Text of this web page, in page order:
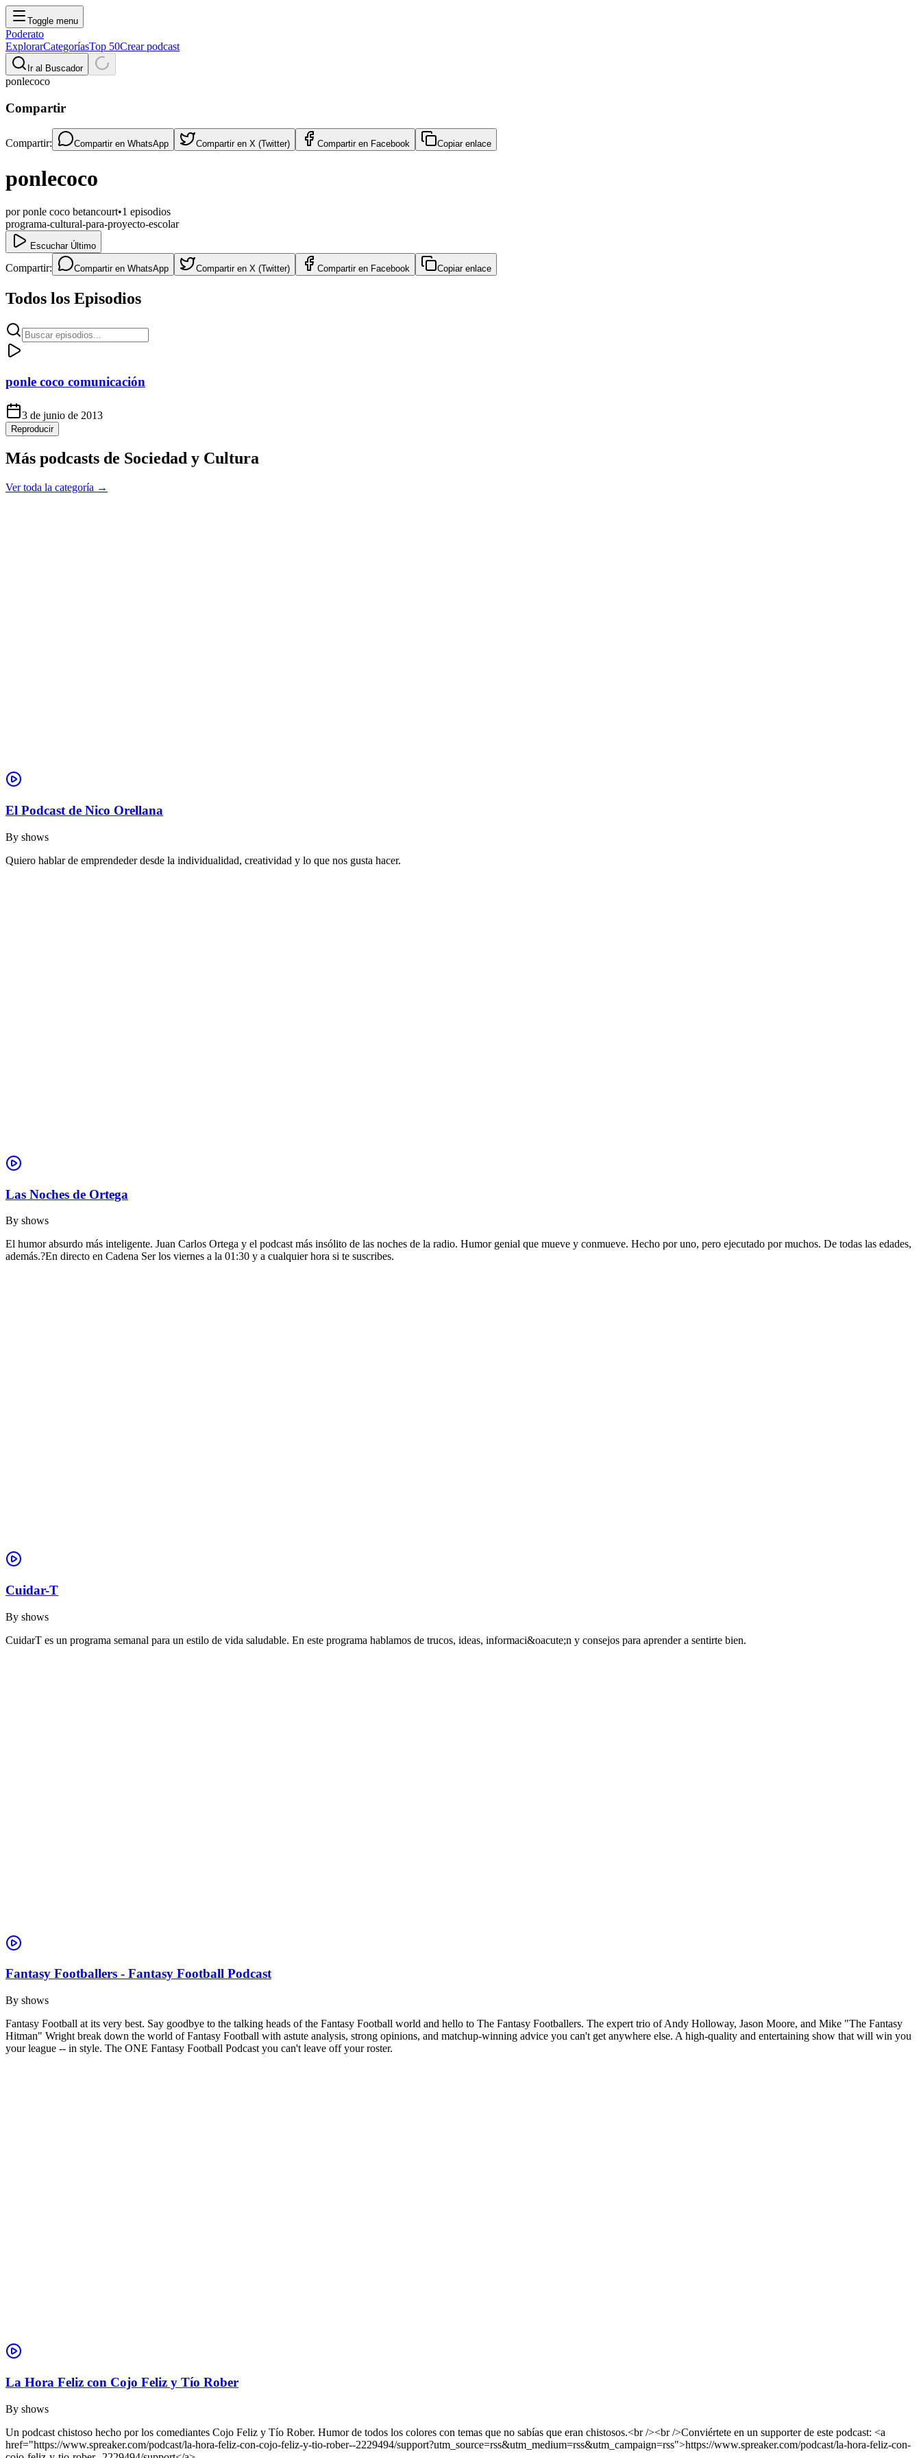
Toggle menu
Poderato
ExplorarCategoríasTop 50Crear podcast
Ir al Buscador
ponlecoco
Compartir
Compartir: Compartir en WhatsApp Compartir en X (Twitter) Compartir en Facebook Copiar enlace
ponlecoco
porponle coco betancourt•1 episodios
programa-cultural-para-proyecto-escolar
Escuchar Último
Compartir: Compartir en WhatsApp Compartir en X (Twitter) Compartir en Facebook Copiar enlace
Todos los Episodios
ponle coco comunicación
3 de junio de 2013
Reproducir
Más podcasts de Sociedad y Cultura
Ver toda la categoría →
El Podcast de Nico Orellana
By shows
Quiero hablar de emprendeder desde la individualidad, creatividad y lo que nos gusta hacer.
Las Noches de Ortega
By shows
El humor absurdo más inteligente. Juan Carlos Ortega y el podcast más insólito de las noches de la radio. Humor genial que mueve y conmueve. Hecho por uno, pero ejecutado por muchos. De todas las edades,
además.?En directo en Cadena Ser los viernes a la 01:30 y a cualquier hora si te suscribes.
Cuidar-T
By shows
CuidarT es un programa semanal para un estilo de vida saludable. En este programa hablamos de trucos, ideas, informaci&oacute;n y consejos para aprender a sentirte bien.
Fantasy Footballers - Fantasy Football Podcast
By shows
Fantasy Football at its very best. Say goodbye to the talking heads of the Fantasy Football world and hello to The Fantasy Footballers. The expert trio of Andy Holloway, Jason Moore, and Mike "The Fantasy
Hitman" Wright break down the world of Fantasy Football with astute analysis, strong opinions, and matchup-winning advice you can't get anywhere else. A high-quality and entertaining show that will win you
your league -- in style. The ONE Fantasy Football Podcast you can't leave off your roster.
La Hora Feliz con Cojo Feliz y Tío Rober
By shows
Un podcast chistoso hecho por los comediantes Cojo Feliz y Tío Rober. Humor de todos los colores con temas que no sabías que eran chistosos.<br /><br />Conviértete en un supporter de este podcast: <a
href="https://www.spreaker.com/podcast/la-hora-feliz-con-cojo-feliz-y-tio-rober--2229494/support?utm_source=rss&utm_medium=rss&utm_campaign=rss">https://www.spreaker.com/podcast/la-hora-feliz-con-